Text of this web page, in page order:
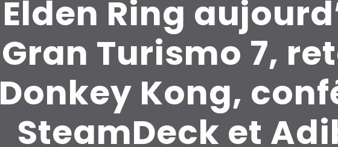
Elden Ring
Gran Turismo 7,
Donkey Kong,
SteamDeck et